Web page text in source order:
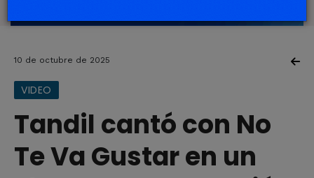
10 de octubre de 2025
VIDEO
Tandil cantó con No
Te Va Gustar en un